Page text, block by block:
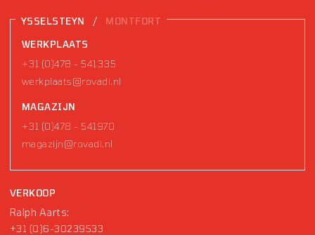
YSSELSTEYN / MONTFORT
WERKPLAATS
+31 (0)478 - 541335
werkplaats@rovadi.nl
MAGAZIJN
+31 (0)478 - 541970
magazijn@rovadi.nl
VERKOOP
Ralph Aarts:
+31 (0)6-30239533